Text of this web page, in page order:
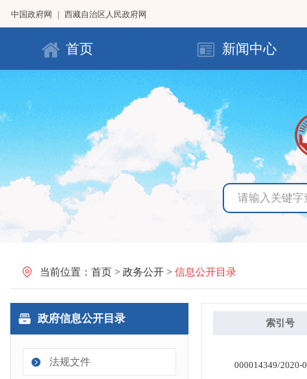
中国政府网 西藏自治区人民政府网
首页 新闻中心
当前位置： 首页 > 政务公开 > 信息公开目录
政府信息公开目录
法规文件